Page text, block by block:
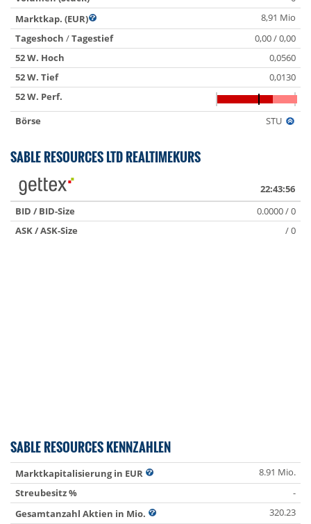
Marktkap. (EUR)
8,91 Mio
Tageshoch /Tagestief
0,00 / 0,00
52 W. Hoch
0,0560
52 W. Tief
0,0130
52 W. Perf.
Börse
STU
SABLE RESOURCES LTD REALTIMEKURS
22:43:56
BID / BID-Size
0.0000 / 0
ASK / ASK-Size
/ 0
SABLE RESOURCES KENNZAHLEN
Marktkapitalisierung in EUR
8.91 Mio.
Streubesitz %
-
Gesamtanzahl Aktien in Mio.
320.23